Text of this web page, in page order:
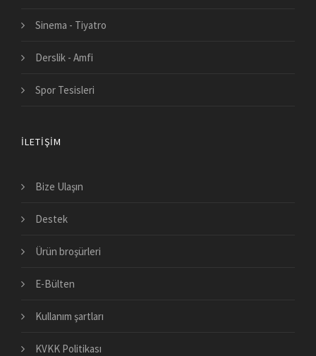
Sinema - Tiyatro
Derslik - Amfi
Spor Tesisleri
İLETIŞIM
Bize Ulaşın
Destek
Ürün broşürleri
E-Bülten
Kullanım şartları
KVKK Politikası